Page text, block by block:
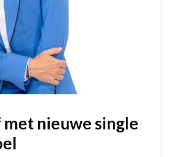
nieuwe single